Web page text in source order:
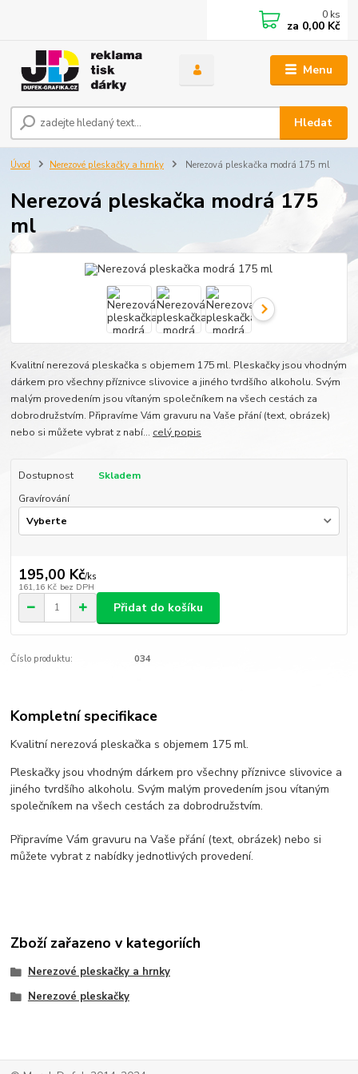
Menu
Hledat
0 ks
za 0,00 Kč
Úvod Nerezové pleskačky a hrnky Nerezová pleskačka modrá 175 ml
Nerezová pleskačka modrá 175
ml
Kvalitní nerezová pleskačka s objemem 175 ml. Pleskačky jsou vhodným
dárkem pro všechny příznivce slivovice a jiného tvrdšího alkoholu. Svým
malým provedením jsou vítaným společníkem na všech cestách za
dobrodružstvím. Připravíme Vám gravuru na Vaše přání (text, obrázek)
nebo si můžete vybrat z nabí... celý popis
Dostupnost
Skladem
Gravírování
195,00 Kč/ks
161,16 Kč bez DPH
Přidat do košíku
Číslo produktu: 034
Kompletní specifikace
Kvalitní nerezová pleskačka s objemem 175 ml.
Pleskačky jsou vhodným dárkem pro všechny příznivce slivovice a
jiného tvrdšího alkoholu. Svým malým provedením jsou vítaným
společníkem na všech cestách za dobrodružstvím.
Připravíme Vám gravuru na Vaše přání (text, obrázek) nebo si
můžete vybrat z nabídky jednotlivých provedení.
Zboží zařazeno v kategoriích
Nerezové pleskačky a hrnky
Nerezové pleskačky